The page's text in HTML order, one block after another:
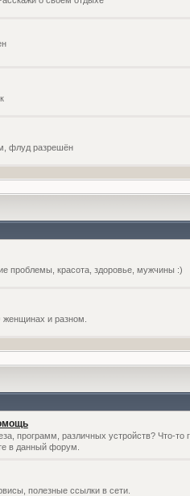
флуд разрешён
проблемы, красота, здоровье, мужчины :)
и разном.
программ, различных устройств? Что-то
в данный форум.
полезные ссылки в сети.